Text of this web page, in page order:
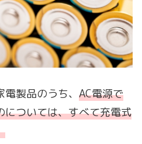
製品のうち、 AC電源で
については、すべて充電式